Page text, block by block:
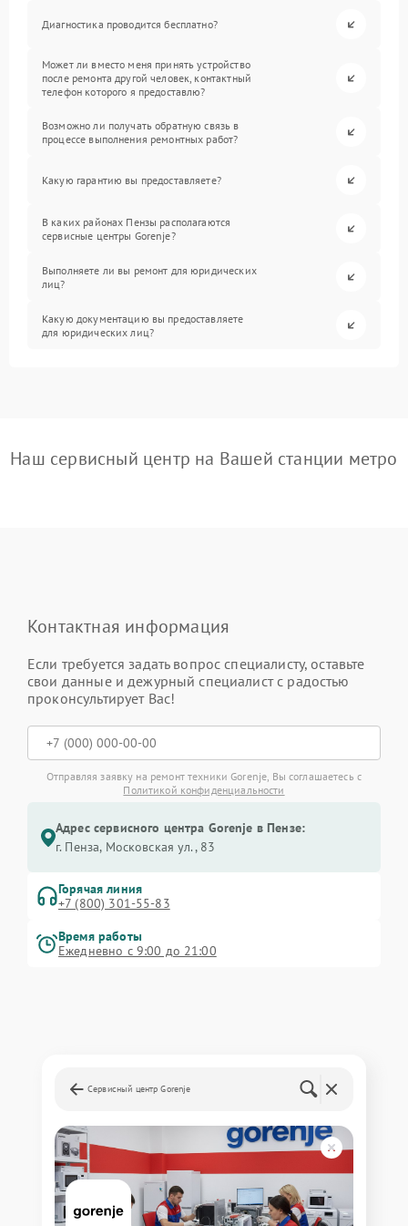
Диагностика проводится бесплатно?
Может ли вместо меня принять устройство
после ремонта другой человек, контактный
телефон которого я предоставлю?
Возможно ли получать обратную связь в
процессе выполнения ремонтных работ?
Какую гарантию вы предоставляете?
В каких районах Пензы располагаются
сервисные центры Gorenje?
Выполняете ли вы ремонт для юридических
лиц?
Какую документацию вы предоставляете
для юридических лиц?
Наш сервисный центр на Вашей станции метро
Контактная информация
Если требуется задать вопрос специалисту, оставьте
свои данные и дежурный специалист с радостью
проконсультирует Вас!
Отправляя заявку на ремонт техники Gorenje, Вы соглашаетесь с
Политикой конфиденциальности
Адрес сервисного центра Gorenje в Пензе:
г. Пенза, Московская ул., 83
Горячая линия
+7 (800) 301-55-83
Время работы
Ежедневно с 9:00 до 21:00
Сервисный центр Gorenje